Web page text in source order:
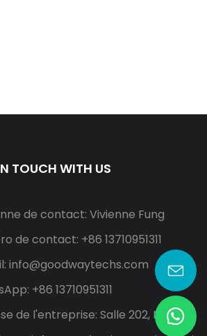
TOUCH WITH US
de contact: Vivienne Fung
de contact: +86 13710951311
info@goodwaytechs.com
+86 13710951311
de l'entreprise: Salle 202, North A,